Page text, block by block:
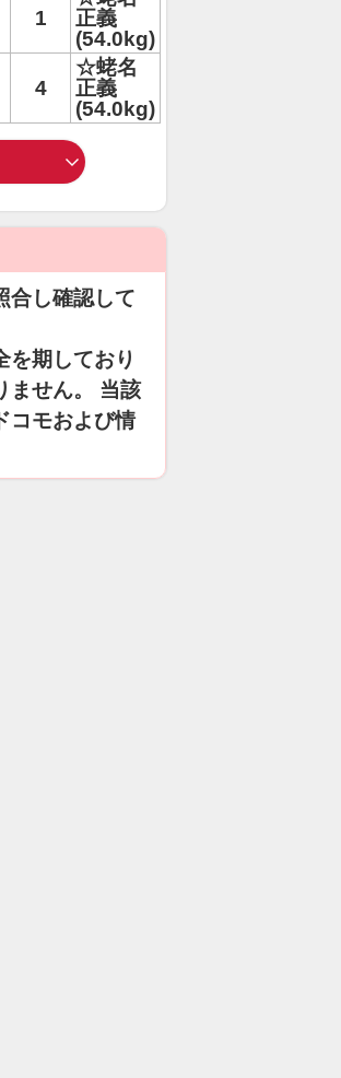
1
正義
(54.0kg)
4
☆蛯名
正義
(54.0kg)
合し確認して
を期しており
ません。 当該
コモおよび情